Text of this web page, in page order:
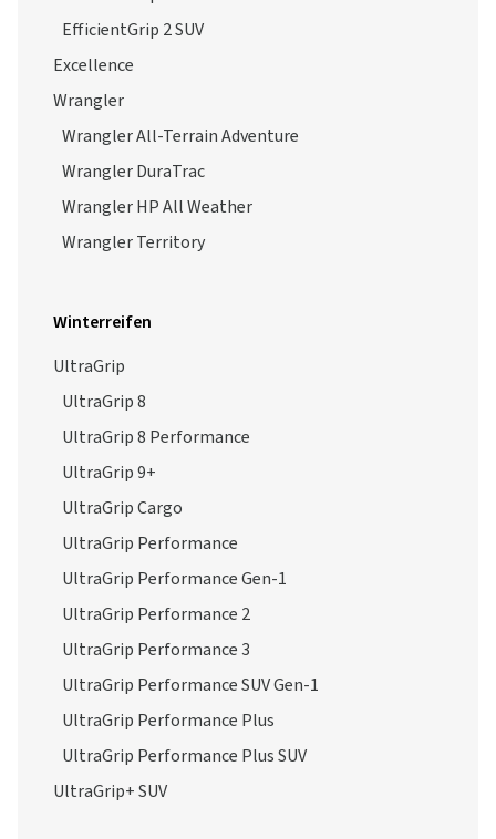
EfficientGrip 2 SUV
Excellence
Wrangler
Wrangler All-Terrain Adventure
Wrangler DuraTrac
Wrangler HP All Weather
Wrangler Territory
Winterreifen
UltraGrip
UltraGrip 8
UltraGrip 8 Performance
UltraGrip 9+
UltraGrip Cargo
UltraGrip Performance
UltraGrip Performance Gen-1
UltraGrip Performance 2
UltraGrip Performance 3
UltraGrip Performance SUV Gen-1
UltraGrip Performance Plus
UltraGrip Performance Plus SUV
UltraGrip+ SUV